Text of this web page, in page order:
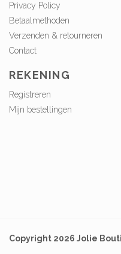
Privacy Policy
Betaalmethoden
Verzenden & retourneren
Contact
REKENING
Registreren
Mijn bestellingen
Copyright 2026 Jolie